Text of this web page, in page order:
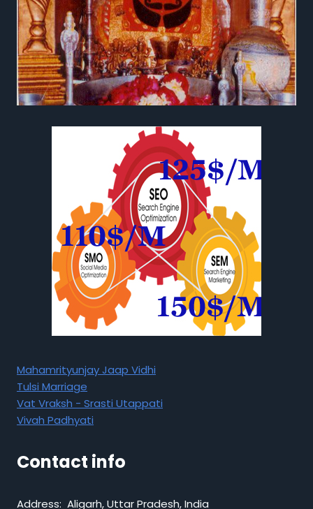
Mahamrityunjay Jaap Vidhi
Tulsi Marriage
Vat Vraksh - Srasti Utappati
Vivah Padhyati
Contact info
Address: Aligarh, Uttar Pradesh, India